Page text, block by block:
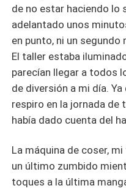
de no estar haciendo lo
adelantado unos
en punto, ni un segundo
El taller estaba
parecían llegar a todos
de diversión a mi día.
respiro en la jornada de
había dado cuenta del
La máquina de coser,
un último zumbido
toques a la última